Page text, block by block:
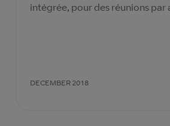
intégrée, pour des réunions par
DECEMBER 2018